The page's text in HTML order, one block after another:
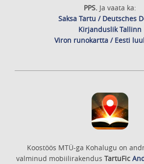
PPS. Ja vaata ka:
Saksa Tartu / Deutsches
Kirjanduslik Tallinn
Viron runokartta / Eesti
Koostöös MTÜ-ga Kohalugu on
valminud mobiilirakendus TartuFic